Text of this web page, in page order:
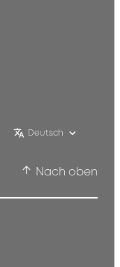
Deutsch
Nach oben